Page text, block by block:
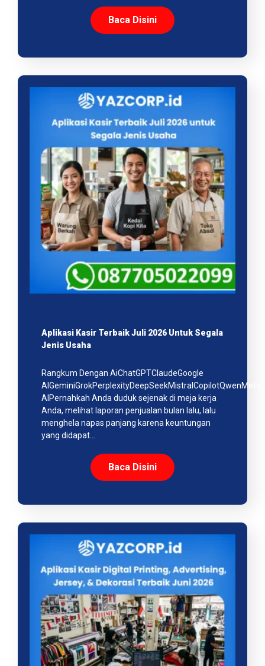
Baca Disini
Aplikasi Kasir Terbaik Juli 2026 Untuk Segala
Jenis Usaha
Rangkum Dengan AiChatGPTClaudeGoogle
AIGeminiGrokPerplexityDeepSeekMistralCopilotQwenMeta
AIPernahkah Anda duduk sejenak di meja kerja
Anda, melihat laporan penjualan bulan lalu, lalu
menghela napas panjang karena keuntungan
yang didapat…
Baca Disini